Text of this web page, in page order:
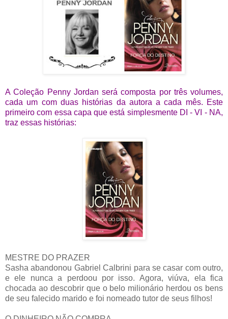
A Coleção Penny Jordan será composta por três volumes,
cada um com duas histórias da autora a cada mês. Este
primeiro com essa capa que está simplesmente DI - VI - NA,
traz essas histórias:
MESTRE DO PRAZER
Sasha abandonou Gabriel Calbrini para se casar com outro,
e ele nunca a perdoou por isso. Agora, viúva, ela fica
chocada ao descobrir que o belo milionário herdou os bens
de seu falecido marido e foi nomeado tutor de seus filhos!